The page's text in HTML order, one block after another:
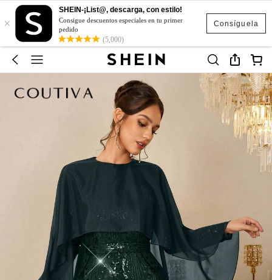
Consíguela
×
SHEIN-¡List@, descarga, con estilo!
Consigue descuentos especiales en tu primer
pedido
(5,000)